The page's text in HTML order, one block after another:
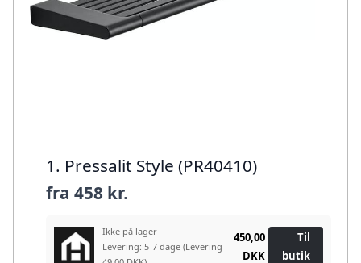
1. Pressalit Style (PR40410)
fra 458 kr.
Ikke på lager
Levering: 5-7 dage (Levering
450,00
DKK
Til
butik